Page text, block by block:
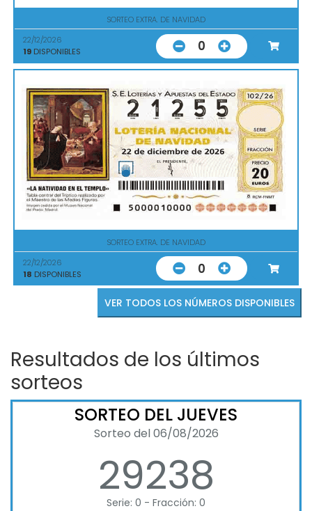
SORTEO EXTRA. DE NAVIDAD
22/12/2026
19 DISPONIBLES 0
SORTEO EXTRA. DE NAVIDAD
22/12/2026
18 DISPONIBLES 0
VER TODOS LOS NÚMEROS DISPONIBLES
Resultados de los últimos
sorteos
SORTEO DEL JUEVES
Sorteo del 06/08/2026
29238
Serie: 0 - Fracción: 0